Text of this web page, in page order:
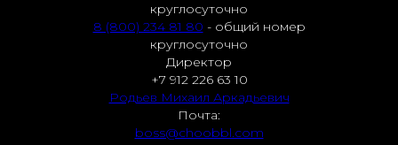
круглосуточно
8 (800) 234 81 80 - общий номер
круглосуточно
Директор
+7 912 226 63 10
Родьев Михаил Аркадьевич
Почта:
boss@choobbl.com